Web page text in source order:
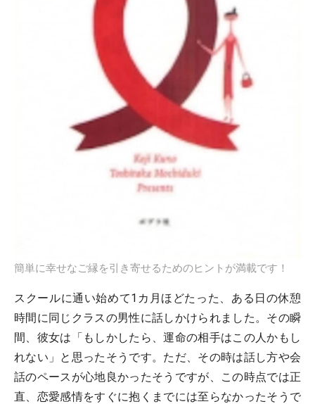
簡単に幸せなご縁を引き寄せるためのヒントが満載です！
スクールに通い始めて1カ月ほどたった、ある日の休憩
時間に同じクラスの男性に話しかけられました。その瞬
間、彼女は「もしかしたら、運命の相手はこの人かもし
れない」と思ったそうです。ただ、その時は話し方や会
話のペースが心地良かったそうですが、この時点では正
直、恋愛感情をすぐに抱くまでには至らなかったそうで